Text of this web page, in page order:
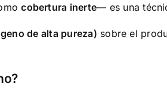
cobertura inerte— es una
de alta pureza) sobre el